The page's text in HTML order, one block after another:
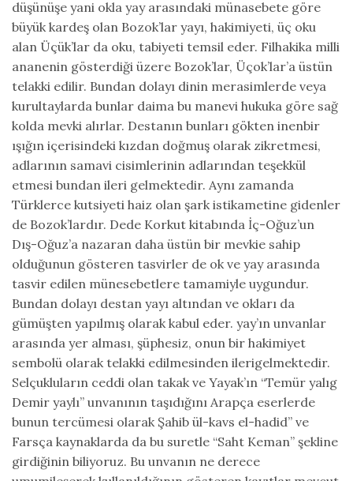
düşünüşe yani okla yay arasındaki münasebete göre
büyük kardeş olan Bozok’lar yayı, hakimiyeti, üç oku
alan Üçük’lar da oku, tabiyeti temsil eder. Filhakika milli
ananenin gösterdiği üzere Bozok’lar, Üçok’lar’a üstün
telakki edilir. Bundan dolayı dinin merasimlerde veya
kurultaylarda bunlar daima bu manevi hukuka göre sağ
kolda mevki alırlar. Destanın bunları gökten inenbir
ışığın içerisindeki kızdan doğmuş olarak zikretmesi,
adlarının samavi cisimlerinin adlarından teşekkül
etmesi bundan ileri gelmektedir. Aynı zamanda
Türklerce kutsiyeti haiz olan şark istikametine gidenler
de Bozok’lardır. Dede Korkut kitabında İç-Oğuz’un
Dış-Oğuz’a nazaran daha üstün bir mevkie sahip
olduğunun gösteren tasvirler de ok ve yay arasında
tasvir edilen münesebetlere tamamiyle uygundur.
Bundan dolayı destan yayı altından ve okları da
gümüşten yapılmış olarak kabul eder. yay’ın unvanlar
arasında yer alması, şüphesiz, onun bir hakimiyet
sembolü olarak telakki edilmesinden ilerigelmektedir.
Selçukluların ceddi olan takak ve Yayak’ın “Temür yalıg
Demir yaylı” unvanının taşıdığını Arapça eserlerde
bunun tercümesi olarak Şahib ül-kavs el-hadid” ve
Farsça kaynaklarda da bu suretle “Saht Keman” şekline
girdiğinin biliyoruz. Bu unvanın ne derece